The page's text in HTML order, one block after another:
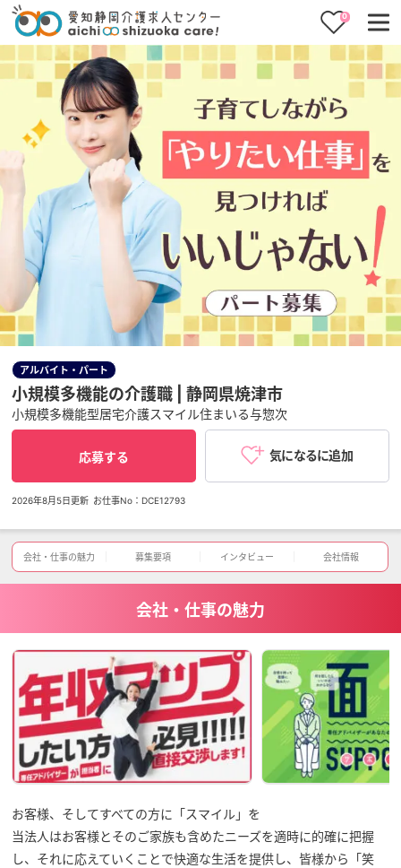
0
アルバイト・パート
小規模多機能の介護職 | 静岡県焼津市
小規模多機能型居宅介護スマイル住まいる与惣次
応募する 気になるに追加
2026年8月5日更新 お仕事No：DCE12793
会社・仕事の魅力 募集要項 インタビュー 会社情報
会社・仕事の魅力
お客様、そしてすべての方に「スマイル」を
当法人はお客様とそのご家族も含めたニーズを適時に的確に把握
し、それに応えていくことで快適な生活を提供し、皆様から「笑